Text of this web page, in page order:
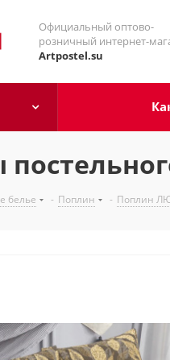
Официальный оптово-
розничный интернет-
Artpostel.su
белье - Поплин - Поплин